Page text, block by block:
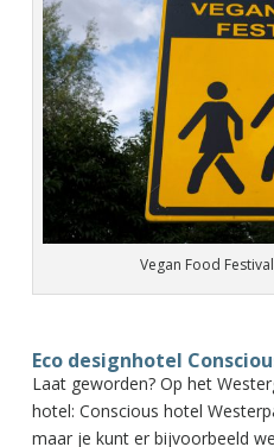
Vegan Food
Eco designhotel
Laat geworden? Op het
hotel: Conscious hotel
maar je kunt er bijvoorbeeld